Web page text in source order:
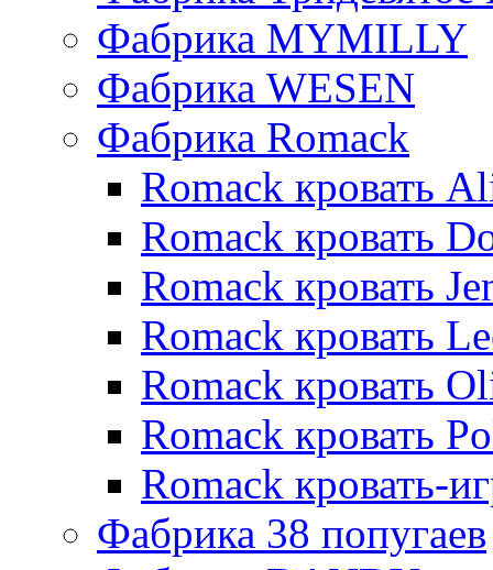
Фабрика MYMILLY
Фабрика WESEN
Фабрика Romack
Romack кровать
Romack кровать
Romack кровать
Romack кровать
Romack кровать
Romack кровать
Romack кровать-
Фабрика 38 попугаев